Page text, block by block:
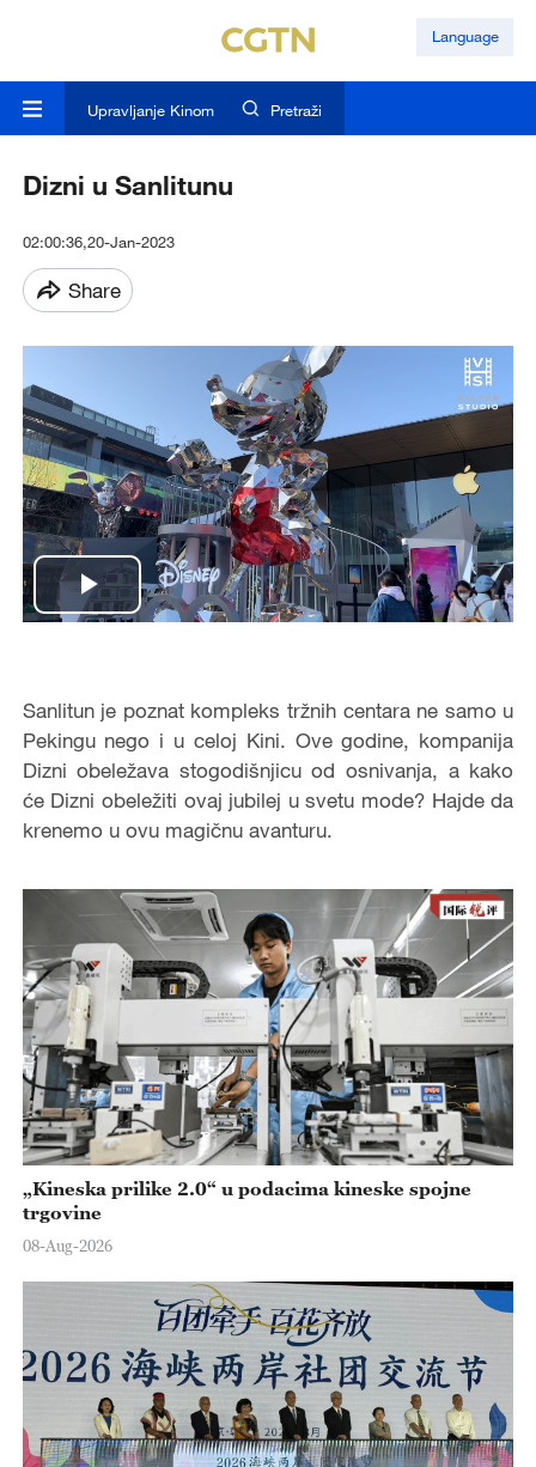
Language
Upravljanje Kinom Pretraži
Dizni u Sanlitunu
02:00:36,20-Jan-2023
Share
Play
Sanlitun je poznat kompleks tržnih centara ne samo u
Pekingu nego i u celoj Kini. Ove godine, kompanija
Dizni obeležava stogodišnjicu od osnivanja, a kako
će Dizni obeležiti ovaj jubilej u svetu mode? Hajde da
krenemo u ovu magičnu avanturu.
„Kineska prilike 2.0“ u podacima kineske spojne
trgovine
08-Aug-2026